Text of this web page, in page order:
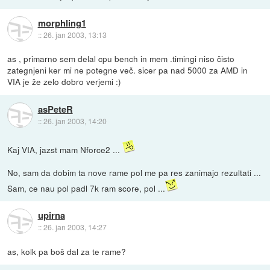
morphling1
::26. jan 2003, 13:13
as , primarno sem delal cpu bench in mem .timingi niso čisto
zategnjeni ker mi ne potegne več. sicer pa nad 5000 za AMD in
VIA je že zelo dobro verjemi :)
asPeteR
::26. jan 2003, 14:20
Kaj VIA, jazst mam Nforce2 ...
No, sam da dobim ta nove rame pol me pa res zanimajo rezultati ...
Sam, ce nau pol padl 7k ram score, pol ...
upirna
::26. jan 2003, 14:27
as, kolk pa boš dal za te rame?